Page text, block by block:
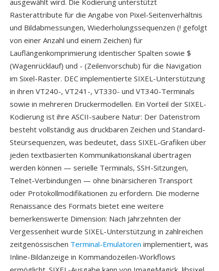
ausgewählt wird. Die Kodierung unterstützt
Rasterattribute für die Angabe von Pixel-Seitenverhältnis
und Bildabmessungen, Wiederholungssequenzen (! gefolgt
von einer Anzahl und einem Zeichen) für
Lauflängenkomprimierung identischer Spalten sowie $
(Wagenrücklauf) und - (Zeilenvorschub) für die Navigation
im Sixel-Raster. DEC implementierte SIXEL-Unterstützung
in ihren VT240-, VT241-, VT330- und VT340-Terminals
sowie in mehreren Druckermodellen. Ein Vorteil der SIXEL-
Kodierung ist ihre ASCII-saubere Natur: Der Datenstrom
besteht vollständig aus druckbaren Zeichen und Standard-
Steürsequenzen, was bedeutet, dass SIXEL-Grafiken über
jeden textbasierten Kommunikationskanal übertragen
werden können — serielle Terminals, SSH-Sitzungen,
Telnet-Verbindungen — ohne binärsicheren Transport
oder Protokollmodifikationen zu erfordern. Die moderne
Renaissance des Formats bietet eine weitere
bemerkenswerte Dimension: Nach Jahrzehnten der
Vergessenheit wurde SIXEL-Unterstützung in zahlreichen
zeitgenössischen Terminal-Emulatoren implementiert, was
Inline-Bildanzeige in Kommandozeilen-Workflows